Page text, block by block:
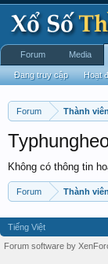
Forum Thành viên
Không có thông tin
Forum Thành viên
Forum Media
Đang truy cập Hoạt
Tiếng Việt
Forum software by